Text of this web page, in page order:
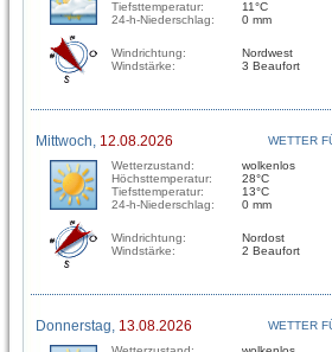
Tiefsttemperatur:
24-h-Niederschlag:
11°C
0 mm
Windrichtung:
Windstärke:
Nordwest
3 Beaufort
Mittwoch, 12.08.2026
WETTER
Wetterzustand:
Höchsttemperatur:
Tiefsttemperatur:
24-h-Niederschlag:
wolkenlos
28°C
13°C
0 mm
Windrichtung:
Windstärke:
Nordost
2 Beaufort
Donnerstag, 13.08.2026
WETTER